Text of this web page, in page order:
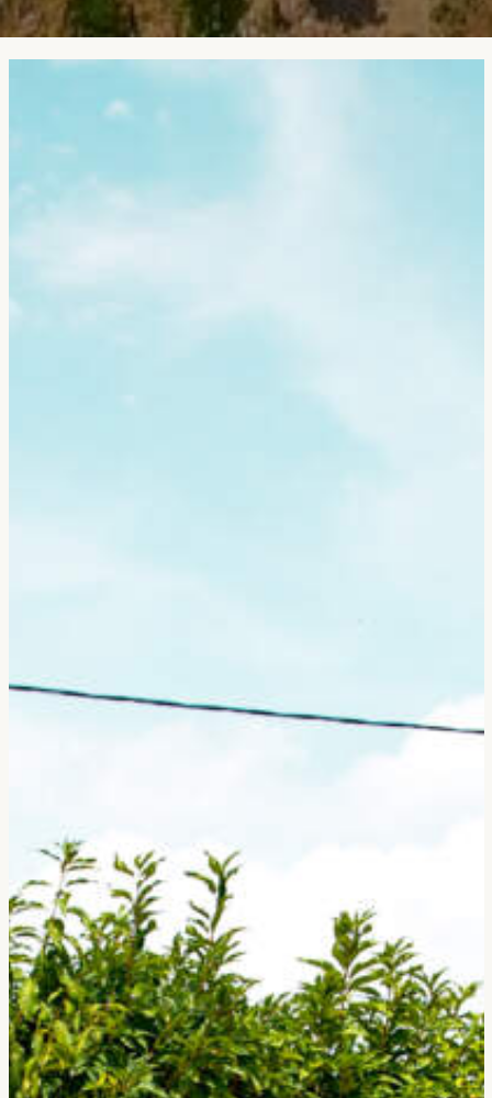
Gérer le consentement
Pour offrir les meilleures expériences, nous utilisons des technologies telles que les
cookies pour stocker et/ou accéder aux informations des appareils. Le fait de consentir
à ces technologies nous permettra de traiter des données telles que le comportement de
navigation ou les ID uniques sur ce site. Le fait de ne pas consentir ou de retirer son
consentement peut avoir un effet négatif sur certaines caractéristiques et fonctions.
Accepter
GITES